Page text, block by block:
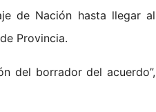
de Nación hasta llegar al
Provincia.
del borrador del acuerdo”,